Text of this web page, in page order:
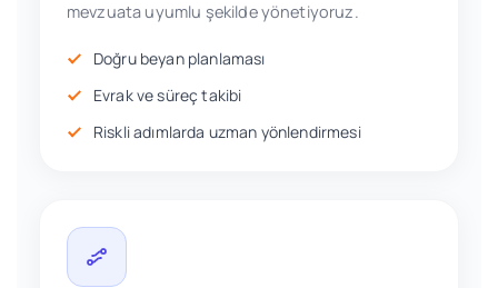
mevzuata uyumlu şekilde yönetiyoruz.
Doğru beyan planlaması
Evrak ve süreç takibi
Riskli adımlarda uzman yönlendirmesi